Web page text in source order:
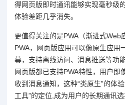
得网页版即时通讯能够实现毫秒级
体验差距几乎消失。
更值得关注的是PWA（渐进式Web
PWA，网页版应用可以像原生应用
幕，支持离线访问、消息推送等功
网页版都已支持PWA特性，用户即
收到消息通知，这种“类原生”的体
工具”的定位,成为用户的长期通讯选